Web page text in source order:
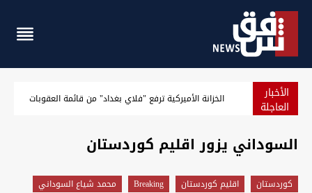
الأخبار
العاجلة توصية باكستانية لتعزيز العلاقة مع العراق إثر "دوره الإقليمي
السوداني يزور اقليم كوردستان
كوردستان اقليم كوردستان Breaking محمد شياع السوداني